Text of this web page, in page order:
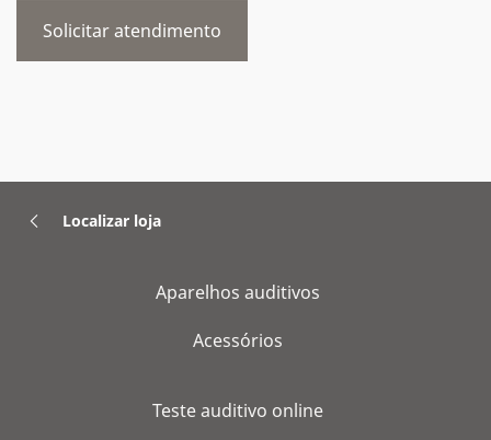
Localizar loja
Aparelhos auditivos
Acessórios
Teste auditivo online